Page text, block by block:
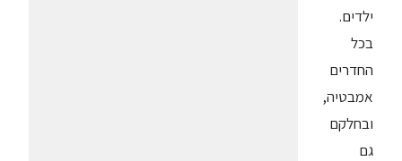
ילדים.
בכל
החדרים
אמבטיה,
ובחלקם
גם